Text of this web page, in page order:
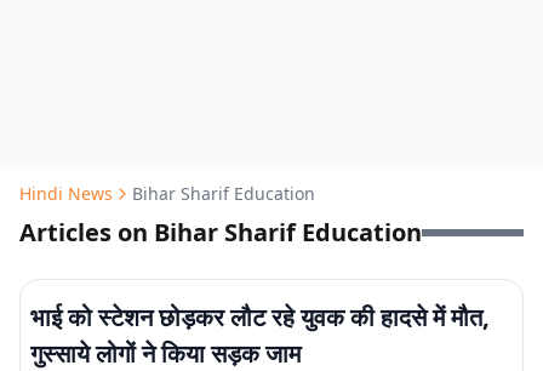
Hindi News Bihar Sharif Education
Articles on Bihar Sharif Education
भाई को स्टेशन छोड़कर लौट रहे युवक की हादसे में मौत,
गुस्साये लोगों ने किया सड़क जाम